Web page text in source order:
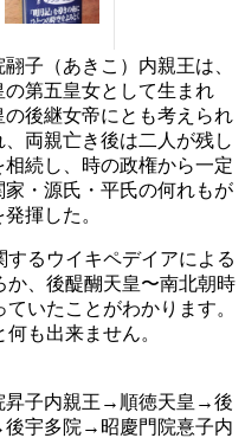
子（あきこ）内親王は、
第五皇女として生まれ
後継女帝にとも考えられ
両親亡き後は二人が残し
続し、時の政権から一定
・源氏・平氏の何れもが
揮した。
るウイキペデイアによる
か、後醍醐天皇〜南北朝時
いたことがわかります。
も出来ません。
昇子内親王→順徳天皇→後
宇多院→昭慶門院憙子内